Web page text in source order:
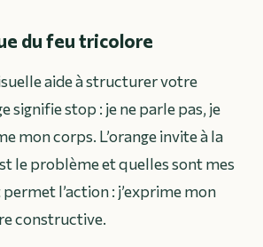
du feu tricolore
aide à structurer votre
signifie stop : je ne parle pas, je
mon corps. L’orange invite à la
le problème et quelles sont mes
l’action : j’exprime mon
constructive.